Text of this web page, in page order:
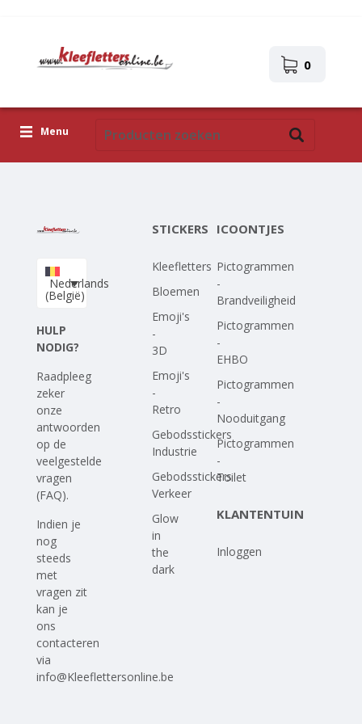
0
Menu
Upload je eigen ontwerp
Corona Covid-19
Nederlands
(België)
HULP
NODIG?
Raadpleeg
zeker
onze
antwoorden
op de
veelgestelde
vragen
(FAQ).
Indien je
nog
steeds
met
vragen zit
kan je
ons
contacteren
via
info@Kleeflettersonline.be
STICKERS
Kleefletters
Bloemen
Emoji's
-
3D
Emoji's
-
Retro
Gebodsstickers
Industrie
Gebodsstickers
Verkeer
Glow
in
the
dark
ICOONTJES
Pictogrammen
-
Brandveiligheid
Pictogrammen
-
EHBO
Pictogrammen
-
Nooduitgang
Pictogrammen
-
Toilet
KLANTENTUIN
Inloggen